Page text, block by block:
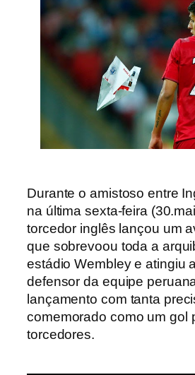
Durante o amistoso entre
na última sexta-feira
torcedor inglês lançou um
que sobrevoou toda a
estádio Wembley e atingiu
defensor da equipe
lançamento com tanta
comemorado como um gol
torcedores.